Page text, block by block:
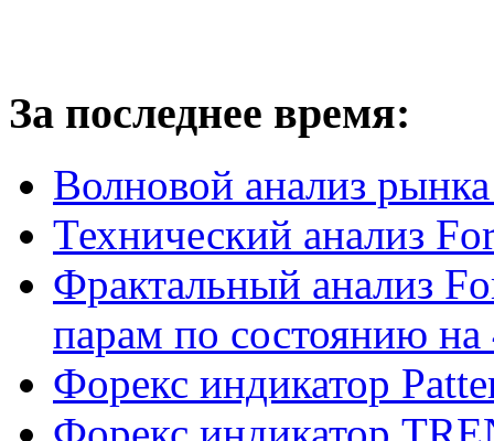
За последнее время:
Волновой анализ
Технический анализ
Фрактальный анализ
парам по состоянию
Форекс индикатор